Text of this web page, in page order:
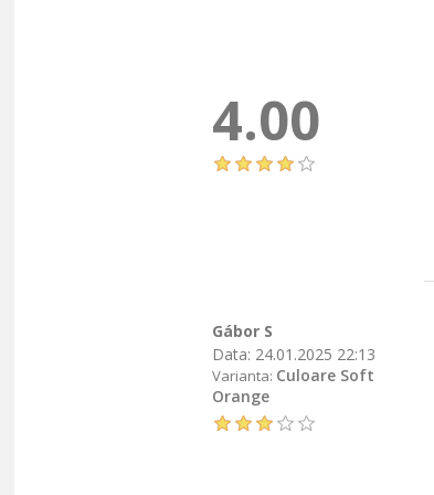
4.00
Gábor S
Data: 24.01.2025 22:13
Varianta: Culoare Soft
Orange